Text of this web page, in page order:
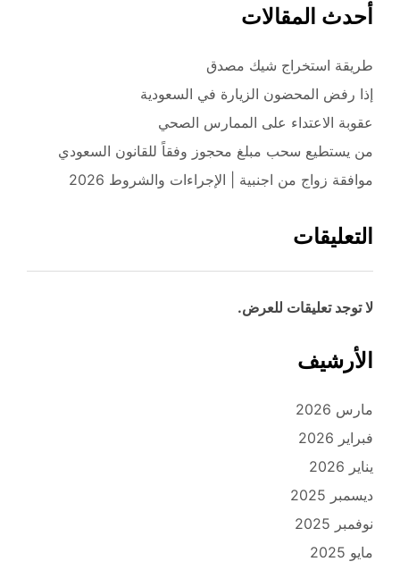
أحدث المقالات
طريقة استخراج شيك مصدق
إذا رفض المحضون الزيارة في السعودية
عقوبة الاعتداء على الممارس الصحي
من يستطيع سحب مبلغ محجوز وفقاً للقانون السعودي
موافقة زواج من اجنبية | الإجراءات والشروط 2026
التعليقات
لا توجد تعليقات للعرض.
الأرشيف
مارس 2026
فبراير 2026
يناير 2026
ديسمبر 2025
نوفمبر 2025
مايو 2025